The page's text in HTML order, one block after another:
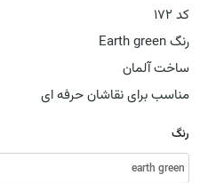
کد 172
رنگ Earth green
ساخت آلمان
مناسب برای نقاشان حرفه ای
رنگ